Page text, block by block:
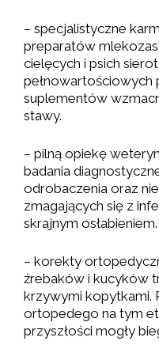
– specjalistyczne
preparatów
cielęcych i psich
pełnowartościowych
suplementów
stawy.
– pilną opiekę
badania
odrobaczenia oraz
zmagających się z
skrajnym osłabieniem.
– korekty
źrebaków i kucyków
krzywymi kopytkami.
ortopedego na tym
przyszłości mogły